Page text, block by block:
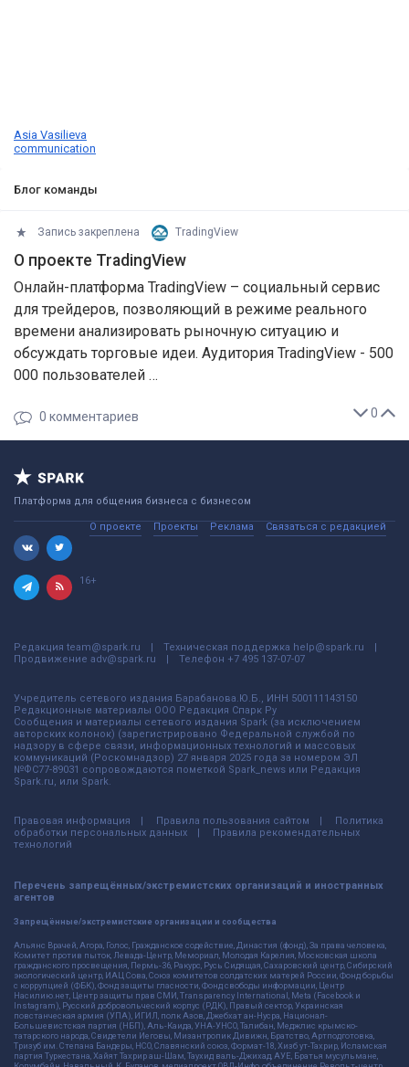
Asia Vasilieva
communication
Блог команды
Запись закреплена TradingView
О проекте TradingView
Онлайн-платформа TradingView – социальный сервис
для трейдеров, позволяющий в режиме реального
времени анализировать рыночную ситуацию и
обсуждать торговые идеи. Аудитория TradingView - 500
000 пользователей …
0
0 комментариев
Платформа для общения бизнеса с бизнесом
О проекте Проекты Реклама Связаться с редакцией
16+
Редакция team@spark.ru Техническая поддержка help@spark.ru
Продвижение adv@spark.ru Телефон +7 495 137-07-07
Учредитель сетевого издания Барабанова.Ю.Б., ИНН 500111143150
Редакционные материалы ООО Редакция Спарк Ру
Сообщения и материалы сетевого издания Spark (за исключением
авторских колонок) (зарегистрировано Федеральной службой по
надзору в сфере связи, информационных технологий и массовых
коммуникаций (Роскомнадзор) 27 января 2025 года за номером ЭЛ
№ФС77-89031 сопровождаются пометкой Spark_news или Редакция
Spark.ru, или Spark.
Правовая информация Правила пользования сайтом
Политика
обработки персональных данных
Правила рекомендательных
технологий
Перечень запрещённых/экстремистских организаций и иностранных
агентов
Запрещённые/экстремистские организации и сообщества
Альянс Врачей, Агора, Голос, Гражданское содействие, Династия (фонд), За права человека,
Комитет против пыток, Левада-Центр, Мемориал, Молодая Карелия, Московская школа
гражданского просвещения, Пермь-36, Ракурс, Русь Сидящая, Сахаровский центр, Сибирский
экологический центр, ИАЦ Сова, Союз комитетов солдатских матерей России, Фонд борьбы
с коррупцией (ФБК), Фонд защиты гласности, Фонд свободы информации, Центр
Насилию.нет, Центр защиты прав СМИ, Transparency International, Meta (Facebook и
Instagram), Русский добровольческий корпус (РДК), Правый сектор, Украинская
повстанческая армия (УПА), ИГИЛ, полк Азов, Джебхат ан-Нусра, Национал-
Большевистская партия (НБП), Аль-Каида, УНА-УНСО, Талибан, Меджлис крымско-
татарского народа, Свидетели Иеговы, Мизантропик Дивижн, Братство, Артподготовка,
Тризуб им. Степана Бандеры, НСО, Славянский союз, Формат-18, Хизб ут-Тахрир, Исламская
партия Туркестана, Хайят Тахрир аш-Шам, Таухид валь-Джихад, АУЕ, Братья мусульмане,